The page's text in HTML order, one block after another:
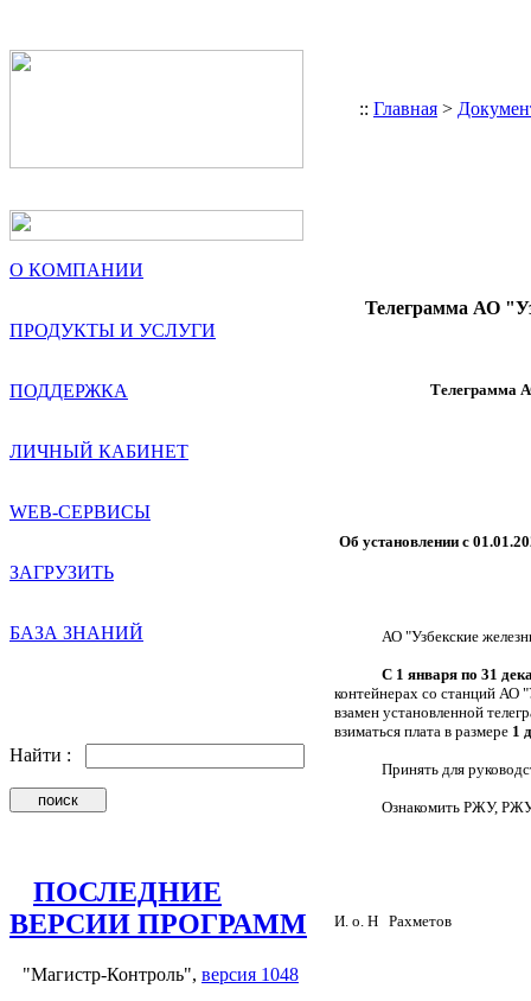
:: Главная >
О КОМПАНИИ
ПРОДУКТЫ И УСЛУГИ
ПОДДЕРЖКА
ЛИЧНЫЙ КАБИНЕТ
WEB-СЕРВИСЫ
ЗАГРУЗИТЬ
БАЗА ЗНАНИЙ
Найти :
ПОСЛЕДНИЕ
ВЕРСИИ ПРОГРАММ
"Магистр-Контроль", версия 1048
Телеграмма АО
Телеграмма
Об установлении с
АО "Узбекские
С 1 января по 31
контейнерах со станций АО
взамен установленной
взиматься плата в размере 1
Принять для
Ознакомить РЖУ,
И. о. Н Рахметов